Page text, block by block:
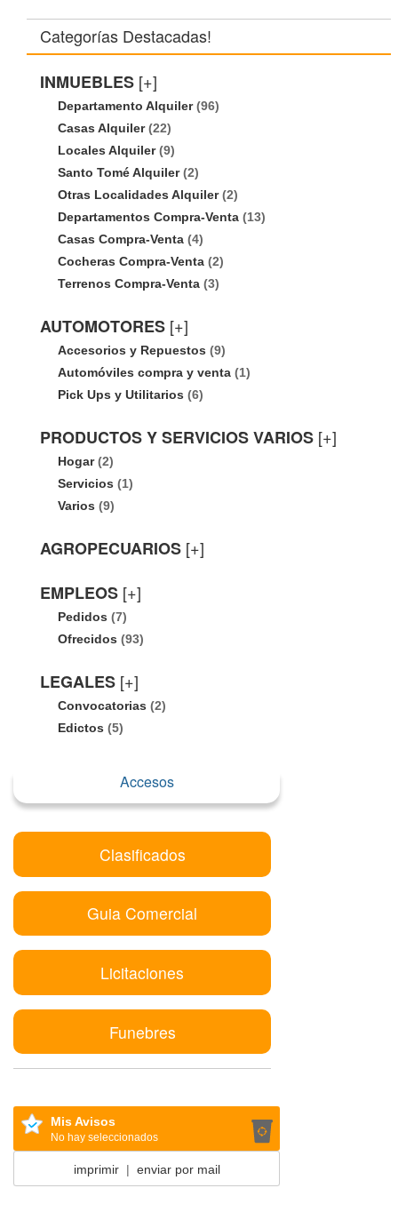
Categorías Destacadas!
INMUEBLES [+]
Departamento Alquiler(96)
Casas Alquiler(22)
Locales Alquiler(9)
Santo Tomé Alquiler(2)
Otras Localidades Alquiler(2)
Departamentos Compra-Venta (13)
Casas Compra-Venta (4)
Cocheras Compra-Venta (2)
Terrenos Compra-Venta (3)
AUTOMOTORES [+]
Accesorios y Repuestos (9)
Automóviles compra y venta (1)
Pick Ups y Utilitarios (6)
PRODUCTOS Y SERVICIOS VARIOS [+]
Hogar(2)
Servicios (1)
Varios (9)
AGROPECUARIOS [+]
EMPLEOS [+]
Pedidos (7)
Ofrecidos (93)
LEGALES [+]
Convocatorias (2)
Edictos (5)
Accesos
Clasificados
Guia Comercial
Licitaciones
Funebres
Mis Avisos
No hay seleccionados
imprimir| enviar por mail